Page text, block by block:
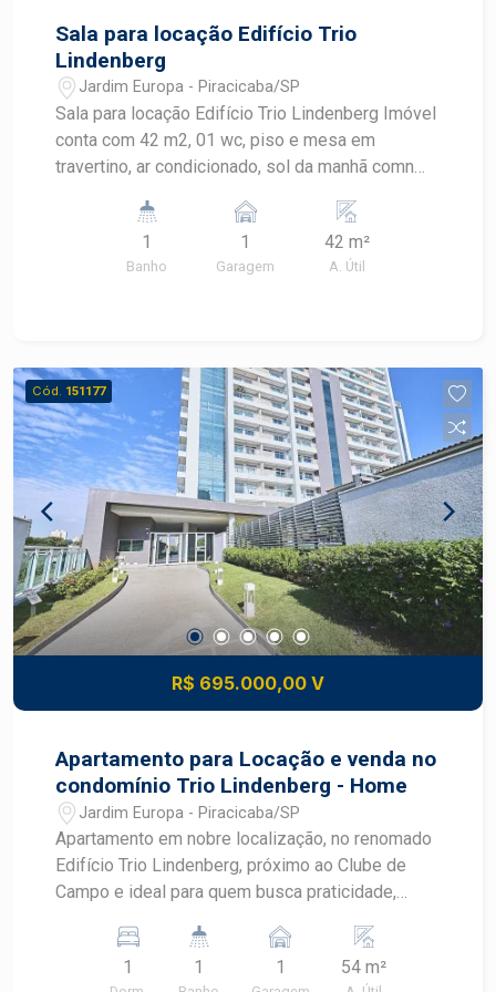
Sala para locação Edifício Trio
Lindenberg
Jardim Europa - Piracicaba/SP
Sala para locação Edifício Trio Lindenberg Imóvel
conta com 42 m2, 01 wc, piso e mesa em
travertino, ar condicionado, sol da manhã comn
1
Banho
1
Garagem
42 m²
A. Útil
Cód. 151177
R$ 695.000,00 V
Apartamento para Locação e venda no
condomínio Trio Lindenberg - Home
Jardim Europa - Piracicaba/SP
Apartamento em nobre localização, no renomado
Edifício Trio Lindenberg, próximo ao Clube de
Campo e ideal para quem busca praticidade,
comércios e serviços. Completamente mobiliado.
- 54m² de área útil; - Sala 2 ambientes com painel
1 1 1 54 m²